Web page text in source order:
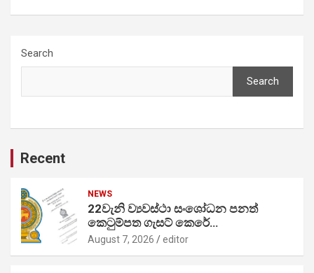
Search
Search
Recent
NEWS
22වැනි ව්‍යවස්ථා සංශෝධන පනත්
කෙටුම්පත ගැසට් කෙරේ…
August 7, 2026 editor